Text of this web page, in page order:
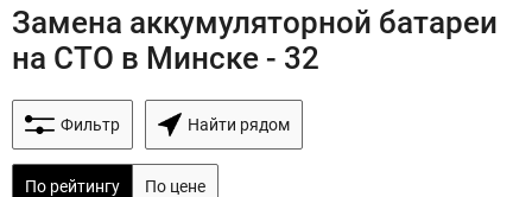
Замена аккумуляторной батареи
на СТО в Минске - 32
Фильтр Найти рядом
По рейтингу По цене